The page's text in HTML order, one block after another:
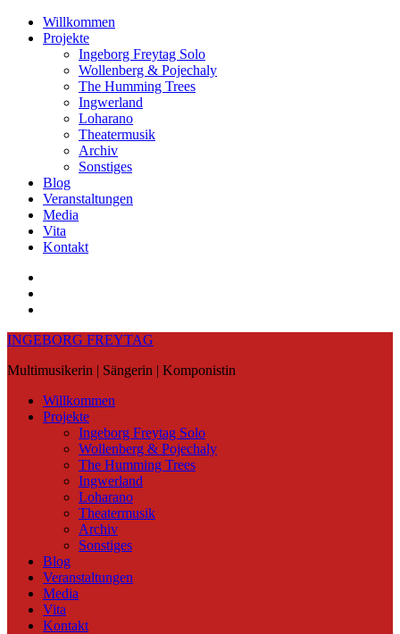
Skip
Willkommen
Projekte
Ingeborg Freytag Solo
Wollenberg & Pojechaly
The Humming Trees
Ingwerland
Loharano
Theatermusik
Archiv
Sonstiges
Blog
Veranstaltungen
Media
Vita
Kontakt
INGEBORG FREYTAG
Multimusikerin | Sängerin | Komponistin
Willkommen
Projekte
Ingeborg Freytag Solo
Wollenberg & Pojechaly
The Humming Trees
Ingwerland
Loharano
Theatermusik
Archiv
Sonstiges
Blog
Veranstaltungen
Media
Vita
Kontakt